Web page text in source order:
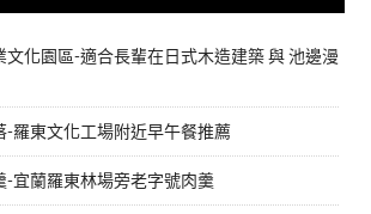
文化園區-適合長輩在日式木造建築 與 池邊漫
-羅東文化工場附近早午餐推薦
-宜蘭羅東林場旁老字號肉羹